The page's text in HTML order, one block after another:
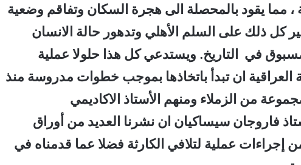
، مما يقود بالمحصلة الى هجرة السكان وتفاقم وضعية
كل ذلك على السلم الأهلي وتدهور حالة الانسان
في التاريخ. ويستدعي كل هذا حلولا عملية
ان تبدأ باتخاذها بموجب خطوات مدروسة منذ
من الزملاء ومنهم الأستاذ الاكاديمي
فاروجان سيساكيان ان نشرنا العديد من أوراق
إجراءات عملية لتلافي الكارثة فضلا عما قدمناه في